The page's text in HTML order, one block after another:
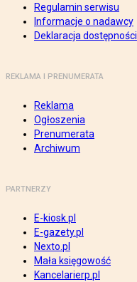
Regulamin serwisu
Informacje o nadawcy
Deklaracja dostępności
REKLAMA I PRENUMERATA
Reklama
Ogłoszenia
Prenumerata
Archiwum
PARTNERZY
E-kiosk.pl
E-gazety.pl
Nexto.pl
Mała księgowość
Kancelarierp.pl